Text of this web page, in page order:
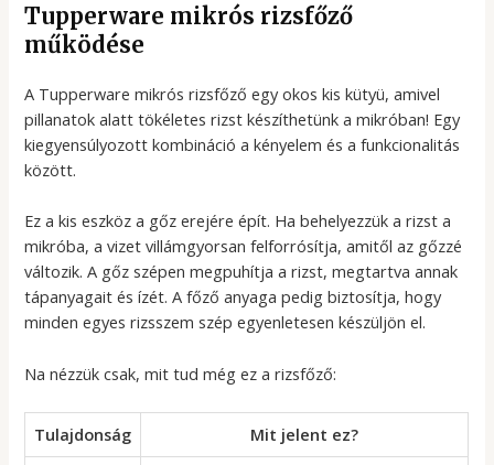
Tupperware mikrós rizsfőző
működése
A Tupperware mikrós rizsfőző egy okos kis kütyü, amivel
pillanatok alatt tökéletes rizst készíthetünk a mikróban! Egy
kiegyensúlyozott kombináció a kényelem és a funkcionalitás
között.
Ez a kis eszköz a gőz erejére épít. Ha behelyezzük a rizst a
mikróba, a vizet villámgyorsan felforrósítja, amitől az gőzzé
változik. A gőz szépen megpuhítja a rizst, megtartva annak
tápanyagait és ízét. A főző anyaga pedig biztosítja, hogy
minden egyes rizsszem szép egyenletesen készüljön el.
Na nézzük csak, mit tud még ez a rizsfőző:
Tulajdonság Mit jelent ez?